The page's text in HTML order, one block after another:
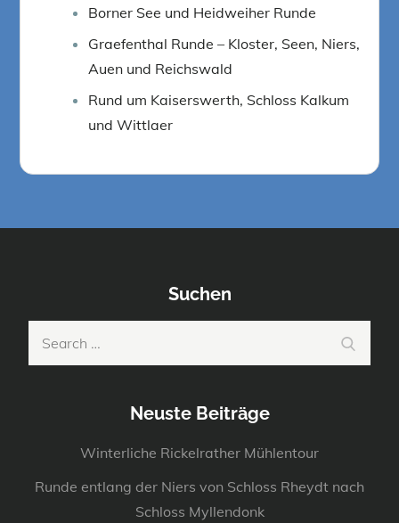
Borner See und Heidweiher Runde
Graefenthal Runde – Kloster, Seen, Niers,
Auen und Reichswald
Rund um Kaiserswerth, Schloss Kalkum
und Wittlaer
Suchen
Neuste Beiträge
Winterliche Rickelrather Mühlentour
Runde entlang der Niers von Schloss Rheydt nach
Schloss Myllendonk